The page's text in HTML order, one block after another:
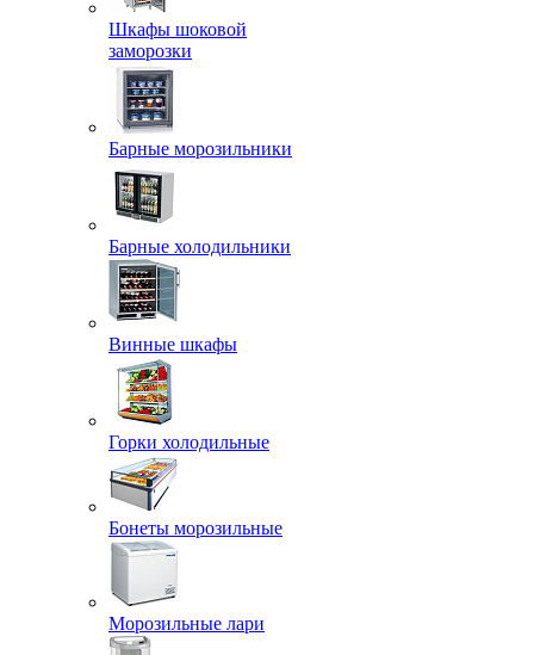
Шкафы шоковой
заморозки
Барные морозильники
Барные холодильники
Винные шкафы
Горки холодильные
Бонеты морозильные
Морозильные лари